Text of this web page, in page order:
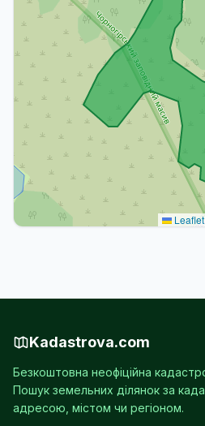
Leaflet
Kadastrova.com
Безкоштовна неофіційна
Пошук земельних ділянок за
адресою, містом чи регіоном.